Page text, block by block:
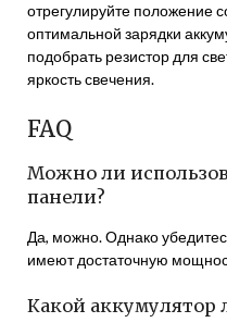
отрегулируйте положение
оптимальной зарядки
подобрать резистор для
яркость свечения.
FAQ
Можно ли
панели?
Да, можно. Однако
имеют достаточную
Какой аккумулятор